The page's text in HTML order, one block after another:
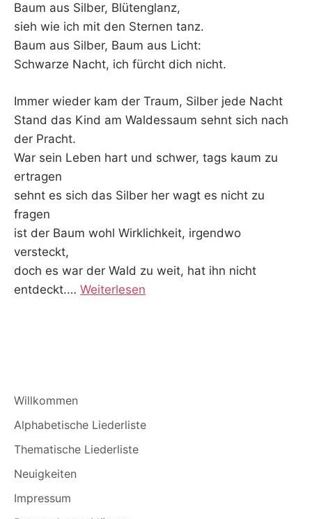
Baum aus Silber, Blütenglanz,
sieh wie ich mit den Sternen tanz.
Baum aus Silber, Baum aus Licht:
Schwarze Nacht, ich fürcht dich nicht.
Immer wieder kam der Traum, Silber jede Nacht
Stand das Kind am Waldessaum sehnt sich nach
der Pracht.
War sein Leben hart und schwer, tags kaum zu
ertragen
sehnt es sich das Silber her wagt es nicht zu
fragen
ist der Baum wohl Wirklichkeit, irgendwo
versteckt,
doch es war der Wald zu weit, hat ihn nicht
entdeckt.… Weiterlesen
Willkommen
Alphabetische Liederliste
Thematische Liederliste
Neuigkeiten
Impressum